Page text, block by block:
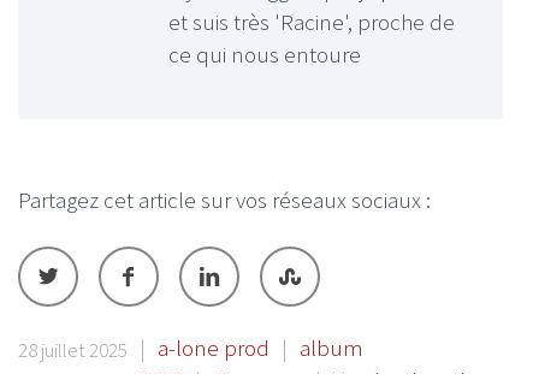
et suis très 'Racine', proche de
ce qui nous entoure
Partagez cet article sur vos réseaux sociaux :
28 juillet 2025 | a-lone prod | album